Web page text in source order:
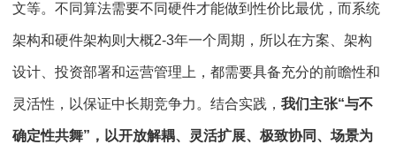
文等。不同算法需要不同硬件才能做到性价比最优，而系统
架构和硬件架构则大概2-3年一个周期，所以在方案、架构
设计、投资部署和运营管理上，都需要具备充分的前瞻性和
灵活性，以保证中长期竞争力。结合实践， 我们主张“与不
确定性共舞”，以开放解耦、灵活扩展、极致协同、场景为